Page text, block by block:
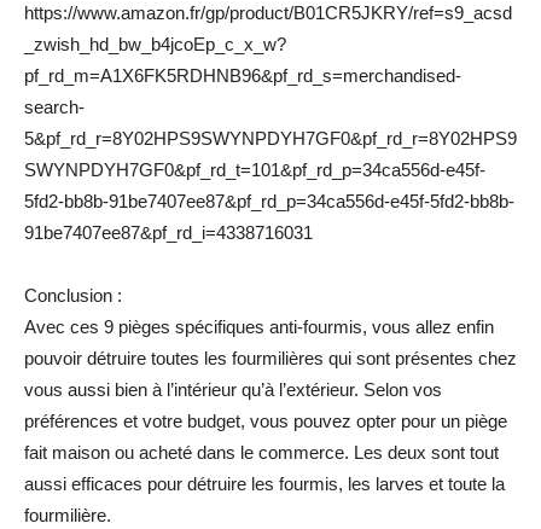
https://www.amazon.fr/gp/product/B01CR5JKRY/ref=s9_acsd
_zwish_hd_bw_b4jcoEp_c_x_w?
pf_rd_m=A1X6FK5RDHNB96&pf_rd_s=merchandised-
search-
5&pf_rd_r=8Y02HPS9SWYNPDYH7GF0&pf_rd_r=8Y02HPS9
SWYNPDYH7GF0&pf_rd_t=101&pf_rd_p=34ca556d-e45f-
5fd2-bb8b-91be7407ee87&pf_rd_p=34ca556d-e45f-5fd2-bb8b-
91be7407ee87&pf_rd_i=4338716031
Conclusion :
Avec ces 9 pièges spécifiques anti-fourmis, vous allez enfin
pouvoir détruire toutes les fourmilières qui sont présentes chez
vous aussi bien à l’intérieur qu’à l’extérieur. Selon vos
préférences et votre budget, vous pouvez opter pour un piège
fait maison ou acheté dans le commerce. Les deux sont tout
aussi efficaces pour détruire les fourmis, les larves et toute la
fourmilière.